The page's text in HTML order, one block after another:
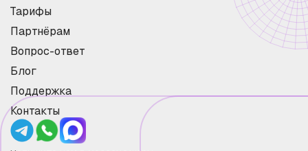
Тарифы
Партнёрам
Вопрос-ответ
Блог
Поддержка
Контакты